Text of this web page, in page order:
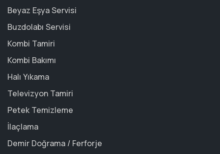
Beyaz Eşya Servisi
Buzdolabı Servisi
Kombi Tamiri
Kombi Bakımı
Halı Yıkama
Televizyon Tamiri
Petek Temizleme
İlaçlama
Demir Doğrama / Ferforje